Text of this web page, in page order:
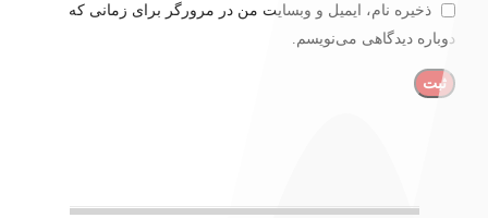
ذخیره نام، ایمیل و وبسایت من در مرورگر برای زمانی که
دوباره دیدگاهی می‌نویسم.